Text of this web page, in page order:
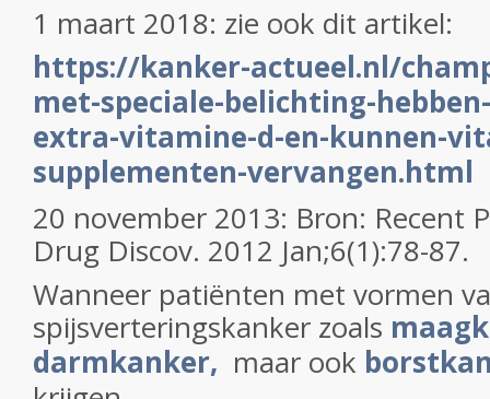
1 maart 2018: zie ook dit artikel:
https://kanker-actueel.nl/
met-speciale-belichting-
extra-vitamine-d-en-kunnen-
supplementen-vervangen.html
20 november 2013: Bron: Recent
Drug Discov. 2012 Jan;6(1):78-87.
Wanneer patiënten met vormen
spijsverteringskanker zoals
darmkanker, maar ook